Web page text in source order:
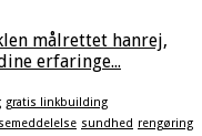
målrettet hanrej,
erfaringe...
gratis linkbuilding
sundhed rengøring